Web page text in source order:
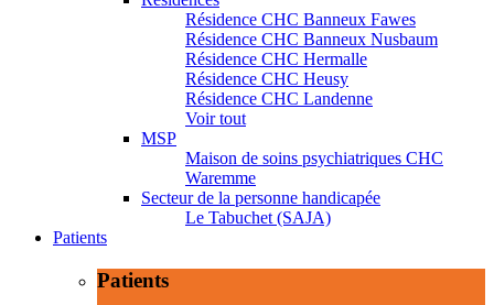
Résidence CHC Banneux Fawes
Résidence CHC Banneux Nusbaum
Résidence CHC Hermalle
Résidence CHC Heusy
Résidence CHC Landenne
Voir tout
MSP
Maison de soins psychiatriques CHC
Waremme
Secteur de la personne handicapée
Le Tabuchet (SAJA)
Patients
Patients